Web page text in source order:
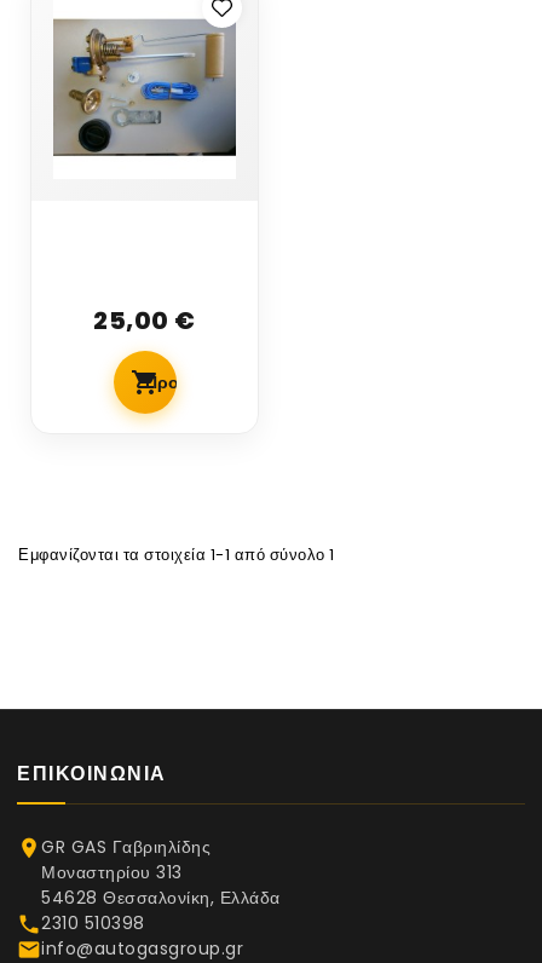
ΤΥΠΟΥ
STANDAR 0°
(μοιρες) 6mm
25,00 €
Προσθήκη Στο Καλάθι
Εμφανίζονται τα στοιχεία 1-1 από σύνολο 1
ΕΠΙΚΟΙΝΩΝΊΑ
place GR GAS Γαβριηλίδης
Μοναστηρίου 313
54628 Θεσσαλονίκη, Ελλάδα
phone2310 510398
emailinfo@autogasgroup.gr